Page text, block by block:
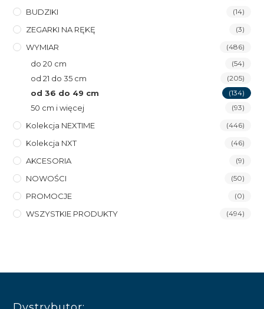
BUDZIKI (14)
ZEGARKI NA RĘKĘ (3)
WYMIAR (486)
do 20 cm (54)
od 21 do 35 cm (205)
od 36 do 49 cm (134)
50 cm i więcej (93)
Kolekcja NEXTIME (446)
Kolekcja NXT (46)
AKCESORIA (9)
NOWOŚCI (50)
PROMOCJE (0)
WSZYSTKIE PRODUKTY (494)